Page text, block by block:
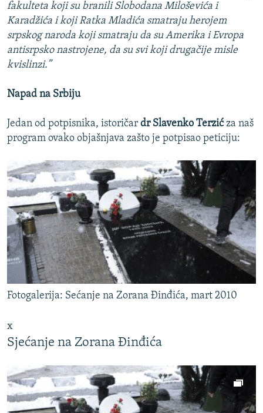
fakulteta koji su branili Slobodana Miloševića i
Karadžića i koji Ratka Mladića smatraju herojem
srpskog naroda koji smatraju da su Amerika i Evropa
antisrpsko nastrojene, da su svi koji drugačije misle
kvislinzi.”
Napad na Srbiju
Jedan od potpisnika, istoričar dr Slavenko Terzić za naš
program ovako objašnjava zašto je potpisao peticiju:
Fotogalerija: Sećanje na Zorana Đinđića, mart 2010
x
Sjećanje na Zorana Đinđića